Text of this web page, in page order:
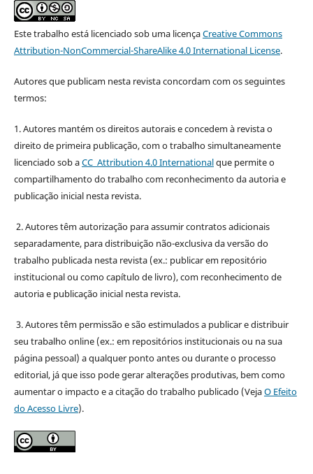
Este trabalho está licenciado sob uma licençaCreative Commons
Attribution-NonCommercial-ShareAlike 4.0 International License.
Autores que publicam nesta revista concordam com os seguintes
termos:
1. Autores mantém os direitos autorais e concedem à revista o
direito de primeira publicação, com o trabalho simultaneamente
licenciado sob aCC Attribution 4.0 Internationalque permite o
compartilhamento do trabalho com reconhecimento da autoria e
publicação inicial nesta revista.
2. Autores têm autorização para assumir contratos adicionais
separadamente, para distribuição não-exclusiva da versão do
trabalho publicada nesta revista (ex.: publicar em repositório
institucional ou como capítulo de livro), com reconhecimento de
autoria e publicação inicial nesta revista.
3. Autores têm permissão e são estimulados a publicar e distribuir
seu trabalho online (ex.: em repositórios institucionais ou na sua
página pessoal) a qualquer ponto antes ou durante o processo
editorial, já que isso pode gerar alterações produtivas, bem como
aumentar o impacto e a citação do trabalho publicado (VejaO Efeito
do Acesso Livre).